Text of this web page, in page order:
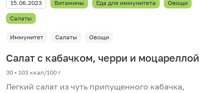
15.06.2023 Витамины Еда для иммунитета Овощи
Салаты
Иммунитет Салаты Овощи
Салат с кабачком, черри и моцареллой
30 • 103 ккал/100 г
Легкий салат из чуть припущенного кабачка,